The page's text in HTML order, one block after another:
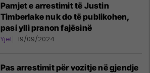
Pamjet e arrestimit të Justin
Timberlake nuk do të publikohen,
pasi ylli pranon fajësinë
Yjet 19/09/2024
Pas arrestimit për vozitje në gjendje